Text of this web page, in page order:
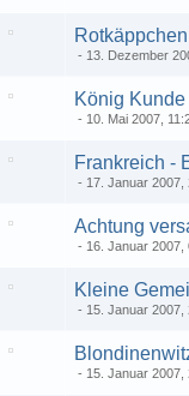
Rotkäppchen
13. Dezember
König Kunde
10. Mai 2007,
Frankreich -
17. Januar 2007,
Achtung
16. Januar 2007,
Kleine
15. Januar 2007,
15. Januar 2007,